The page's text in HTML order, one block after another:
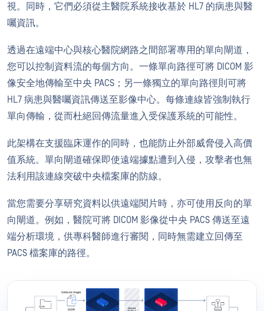
視。同時，它們必須從主醫院系統接收基於 HL7 的病患與醫
囑資訊。
透過在遠端中心與核心醫院網路之間部署專用的單向閘道，
您可以控制資料流的每個方向。一條單向路徑可將 DICOM 影
像安全地傳輸至中央 PACS；另一條獨立的單向路徑則可將
HL7 病患與醫囑資訊傳送至影像中心。每條連線皆強制執行
單向傳輸，從而杜絕回傳流量進入受保護系統的可能性。
此架構在支援臨床運作的同時，也能防止外部威脅侵入高價
值系統。單向閘道確保即使遠端據點遭到入侵，攻擊者也無
法利用該連線突破中央檔案庫的防線。
當您需要分享研究資料以供遠端閱片時，亦可使用反向的單
向閘道。例如，醫院可將 DICOM 影像從中央 PACS 傳送至遠
端分析環境，供專科醫師進行審閱，同時無需建立回傳至
PACS 檔案庫的路徑。